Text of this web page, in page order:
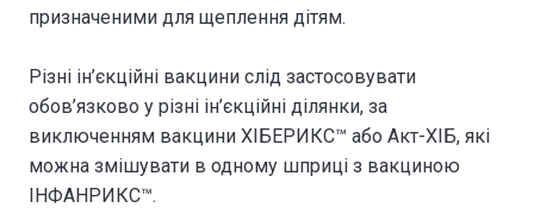
призначеними для щеплення дітям.
Різні ін’єкційні вакцини слід застосовувати
обов’язково у різні ін’єкційні ділянки, за
виключенням вакцини ХІБЕРИКС™ або Акт-ХІБ, які
можна змішувати в одному шприці з вакциною
ІНФАНРИКС™.